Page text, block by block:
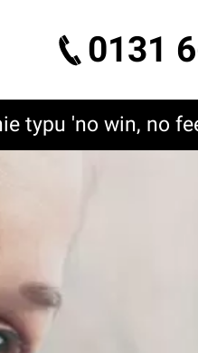
0131
typu 'no win, no